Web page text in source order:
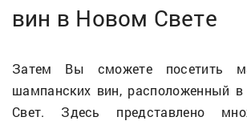
вин в Новом Свете
Затем Вы сможете посетить
шампанских вин, расположенный
Свет. Здесь представлено